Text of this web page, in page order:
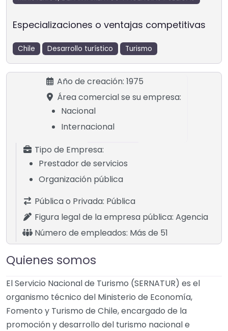
Especializaciones o ventajas competitivas
Chile Desarrollo turístico Turismo
Año de creación: 1975
Área comercial se su empresa:
Nacional
Internacional
Tipo de Empresa:
Prestador de servicios
Organización pública
Pública o Privada: Pública
Figura legal de la empresa pública: Agencia
Número de empleados: Más de 51
Quienes somos
El Servicio Nacional de Turismo (SERNATUR) es el
organismo técnico del Ministerio de Economía,
Fomento y Turismo de Chile, encargado de la
promoción y desarrollo del turismo nacional e